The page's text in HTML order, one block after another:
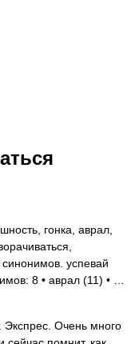
гонка, аврал,
успевай
8 • аврал (11) • …
Очень много